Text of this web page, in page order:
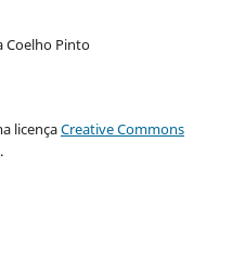
Coelho Pinto
licençaCreative Commons
.